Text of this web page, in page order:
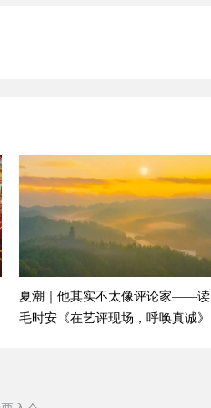
夏潮｜他其实不太像评论家——读
毛时安《在艺评现场，呼唤真诚》